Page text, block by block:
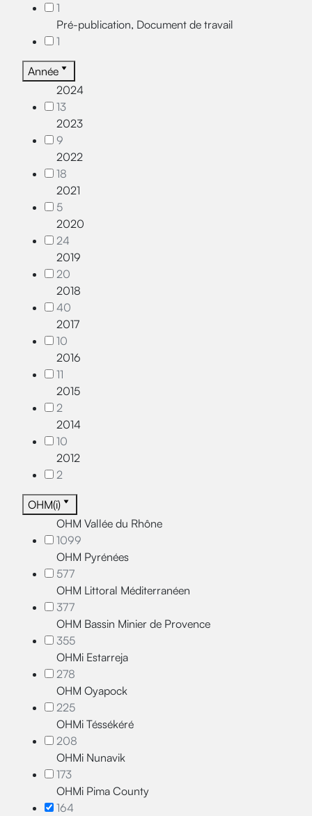
1
Pré-publication, Document de travail
1
Année
2024
13
2023
9
2022
18
2021
5
2020
24
2019
20
2018
40
2017
10
2016
11
2015
2
2014
10
2012
2
OHM(i)
OHM Vallée du Rhône
1099
OHM Pyrénées
577
OHM Littoral Méditerranéen
377
OHM Bassin Minier de Provence
355
OHMi Estarreja
278
OHM Oyapock
225
OHMi Téssékéré
208
OHMi Nunavik
173
OHMi Pima County
164